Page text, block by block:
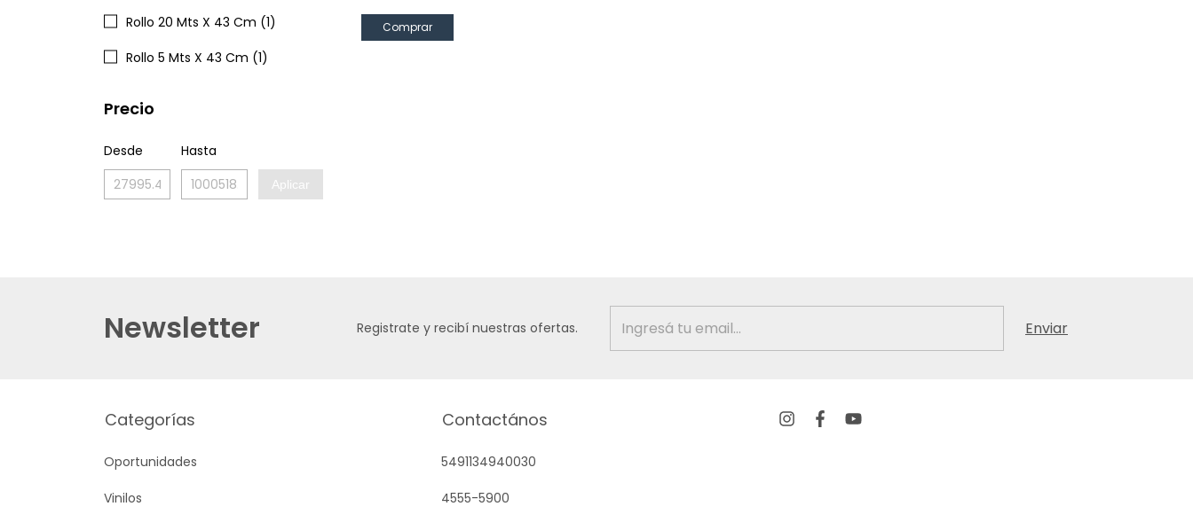
Rollo 20 Mts X 43 Cm (1)
Rollo 5 Mts X 43 Cm (1)
Precio
Desde Hasta
Aplicar
Comprar
Newsletter Registrate y recibí nuestras ofertas.
Categorías
Oportunidades
Vinilos
Contactános
5491134940030
4555-5900